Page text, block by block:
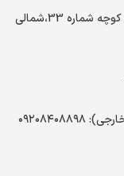
دفتر فروش آنلاین: کرمان، خیابان 24 آذر، کوچه شماره 33،شمالی